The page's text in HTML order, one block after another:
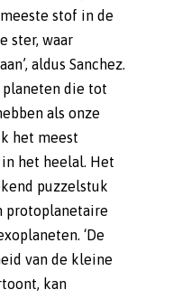
stof in de
ster, waar
aldus Sanchez.
planeten die tot
als onze
het meest
het heelal. Het
puzzelstuk
protoplanetaire
‘De
van de kleine
kan